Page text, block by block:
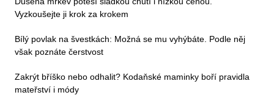
Vyzkoušejte ji krok za krokem
Bílý povlak na švestkách: Možná se mu vyhýbáte. Podle něj
však poznáte čerstvost
Zakrýt bříško nebo odhalit? Kodaňské maminky boří pravidla
mateřství i módy